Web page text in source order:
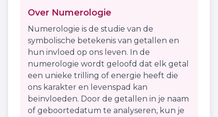
Over Numerologie
Numerologie is de studie van de
symbolische betekenis van getallen en
hun invloed op ons leven. In de
numerologie wordt geloofd dat elk getal
een unieke trilling of energie heeft die
ons karakter en levenspad kan
beïnvloeden. Door de getallen in je naam
of geboortedatum te analyseren, kun je